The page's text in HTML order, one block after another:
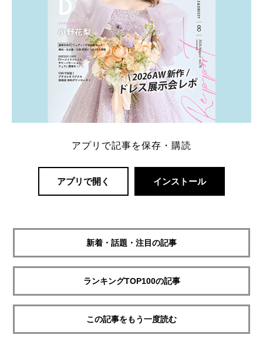
アプリで記事を保存・購読
アプリで開く インストール
新着・話題・注目の記事
ランキングTOP100の記事
この記事をもう一度読む